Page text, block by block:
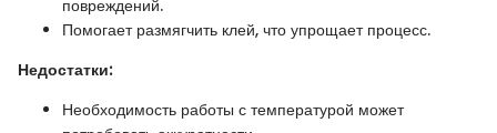
повреждений.
Помогает размягчить клей, что упрощает процесс.
Недостатки:
Необходимость работы с температурой может